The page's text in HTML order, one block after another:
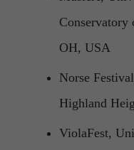
Conservatory
OH, USA
Norse
Highland
ViolaFest,